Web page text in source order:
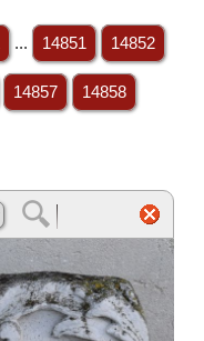
... 14851 14852
14857 14858